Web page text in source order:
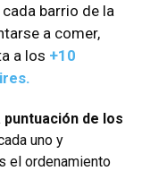
barrio de la
a comer,
a los +10
de los
uno y
el ordenamiento